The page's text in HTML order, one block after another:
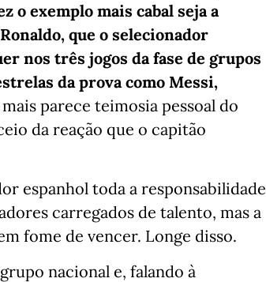
o exemplo mais cabal seja a
que o selecionador
nos três jogos da fase de grupos
da prova como Messi,
parece teimosia pessoal do
da reação que o capitão
espanhol toda a responsabilidade
carregados de talento, mas a
fome de vencer. Longe disso.
nacional e, falando à